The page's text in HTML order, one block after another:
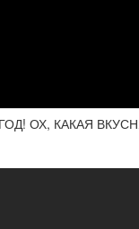
ОХ, КАКАЯ